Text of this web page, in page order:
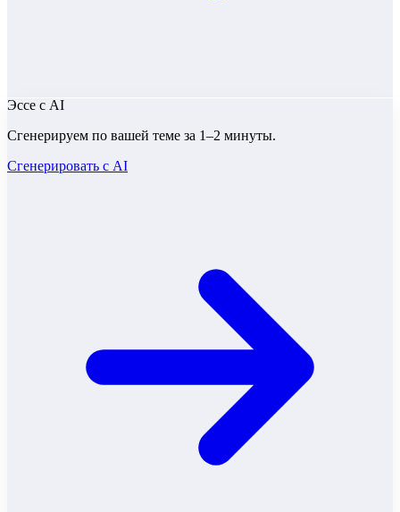
Эссе с AI
Сгенерируем по вашей теме за 1–2 минуты.
Сгенерировать с AI